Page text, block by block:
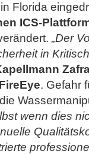
Florida
ICS-
„Der
in
FireEye. Gefahr
wenn dies